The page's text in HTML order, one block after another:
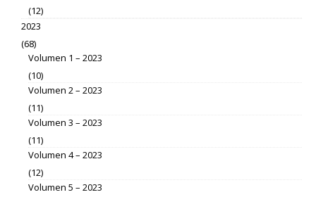
(12)
2023
(68)
Volumen 1 – 2023
(10)
Volumen 2 – 2023
(11)
Volumen 3 – 2023
(11)
Volumen 4 – 2023
(12)
Volumen 5 – 2023